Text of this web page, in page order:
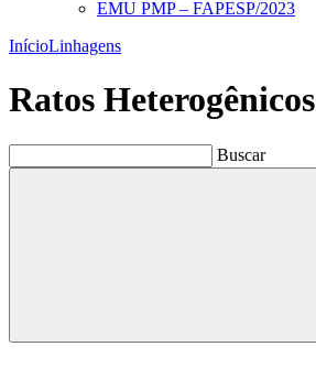
EMU PMP – FAPESP/2023
InícioLinhagens
Ratos Heterogênicos
Buscar
Buscar